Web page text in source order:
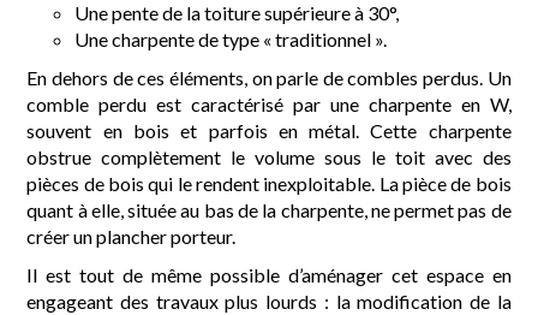
Une pente de la toiture supérieure à 30°,
Une charpente de type « traditionnel ».
En dehors de ces éléments, on parle de combles perdus. Un
comble perdu est caractérisé par une charpente en W,
souvent en bois et parfois en métal. Cette charpente
obstrue complètement le volume sous le toit avec des
pièces de bois qui le rendent inexploitable. La pièce de bois
quant à elle, située au bas de la charpente, ne permet pas de
créer un plancher porteur.
Il est tout de même possible d’aménager cet espace en
engageant des travaux plus lourds : la modification de la